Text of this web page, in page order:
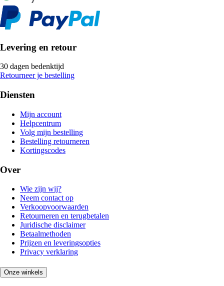
Levering en retour
30 dagen bedenktijd
Retourneer je bestelling
Diensten
Mijn account
Helpcentrum
Volg mijn bestelling
Bestelling retourneren
Kortingscodes
Over
Wie zijn wij?
Neem contact op
Verkoopvoorwaarden
Retourneren en terugbetalen
Juridische disclaimer
Betaalmethoden
Prijzen en leveringsopties
Privacy verklaring
Onze winkels